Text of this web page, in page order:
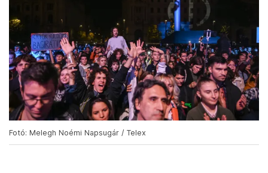
Fotó: Melegh Noémi Napsugár / Telex